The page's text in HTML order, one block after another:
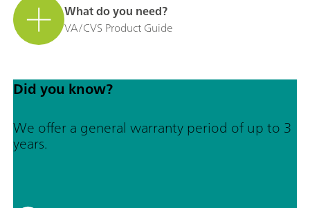
What do you need?
VA/CVS Product Guide
Did you know?
We offer a general warranty period of up to 3
years.